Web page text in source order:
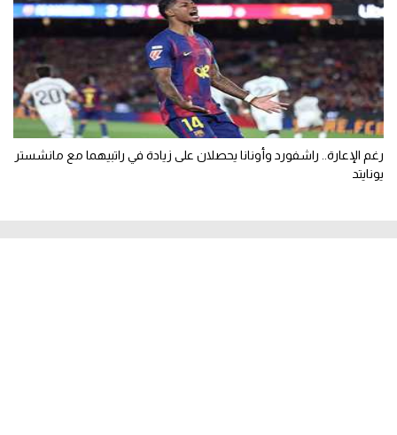
رغم الإعارة.. راشفورد وأونانا يحصلان على زيادة في راتبيهما مع مانشستر
يونايتد